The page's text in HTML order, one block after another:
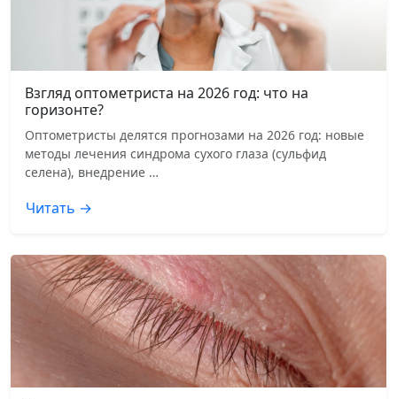
Взгляд оптометриста на 2026 год: что на
горизонте?
Оптометристы делятся прогнозами на 2026 год: новые
методы лечения синдрома сухого глаза (сульфид
селена), внедрение …
Читать →